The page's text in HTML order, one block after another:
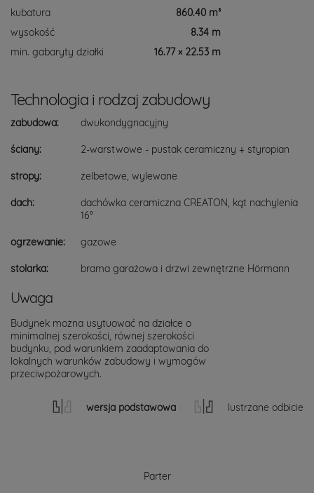
kubatura
860.40 m³
wysokość
8.34 m
min. gabaryty działki
16.77 × 22.53 m
Technologia i rodzaj zabudowy
zabudowa: dwukondygnacyjny
ściany: 2-warstwowe - pustak ceramiczny + styropian
stropy: żelbetowe, wylewane
dach:
dachówka ceramiczna CREATON, kąt nachylenia
16°
ogrzewanie: gazowe
stolarka: brama garażowa i drzwi zewnętrzne Hörmann
Uwaga
Budynek można usytuować na działce o
minimalnej szerokości, równej szerokości
budynku, pod warunkiem zaadaptowania do
lokalnych warunków zabudowy i wymogów
przeciwpożarowych.
wersja podstawowa lustrzane odbicie
Parter